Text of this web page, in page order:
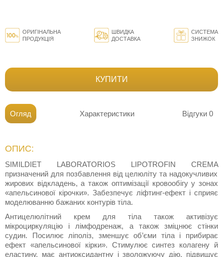
ОРИГІНАЛЬНА
ПРОДУКЦІЯ
ШВИДКА
ДОСТАВКА
СИСТЕМА
ЗНИЖОК
КУПИТИ
Огляд Характеристики Відгуки 0
ОПИС:
SIMILDIET LABORATORIOS LIPOTROFIN CREMA
призначений для позбавлення від целюліту та надокучливих
жирових відкладень, а також оптимізації кровообігу у зонах
«апельсинової кірочки». Забезпечує ліфтинг-ефект і сприяє
моделюванню бажаних контурів тіла.
Антицелюлітний крем для тіла також активізує
мікроциркуляцію і лімфодренаж, а також зміцнює стінки
судин. Посилює ліполіз, зменшує об’єми тіла і прибирає
ефект «апельсинової кірки». Стимулює синтез колагену й
еластину, має антиоксидантну і зволожуючу дію, підвищує